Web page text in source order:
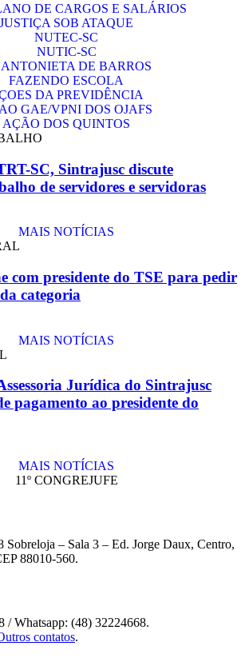
DE CARGOS E SALÁRIOS
JUSTIÇA SOB ATAQUE
NUTEC-SC
NUTIC-SC
DE BARROS
FAZENDO ESCOLA
DA PREVIDÊNCIA
GAE/VPNI DOS OJAFS
AÇÃO DOS QUINTOS
SC, Sintrajusc discute
de servidores e servidoras
MAIS NOTÍCIAS
com presidente do TSE para pedir
categoria
MAIS NOTÍCIAS
Jurídica do Sintrajusc
pagamento ao presidente do
MAIS NOTÍCIAS
11º CONGREJUFE
Sobreloja – Sala 3 – Ed. Jorge Daux, Centro,
88010-560.
/ Whatsapp: (48) 32224668.
contatos.